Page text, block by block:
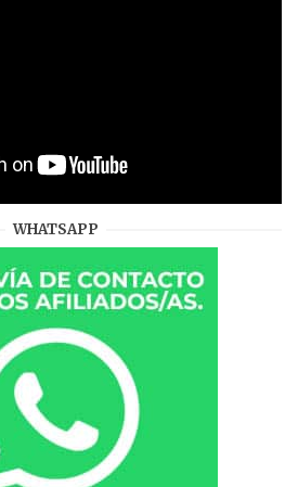
WHATSAPP